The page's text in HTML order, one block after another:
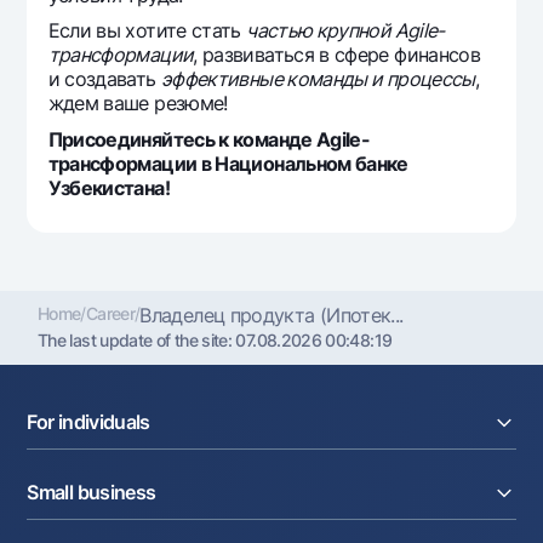
Если вы хотите стать частью крупной Agile-
трансформации, развиваться в сфере финансов
и создавать эффективные команды и процессы,
ждем ваше резюме!
Присоединяйтесь к команде Agile-
трансформации в Национальном банке
Узбекистана!
Home/Career/Владелец продукта (Ипотек...
The last update of the site:07.08.2026 00:48:19
For individuals
Deposits
Cards
Small business